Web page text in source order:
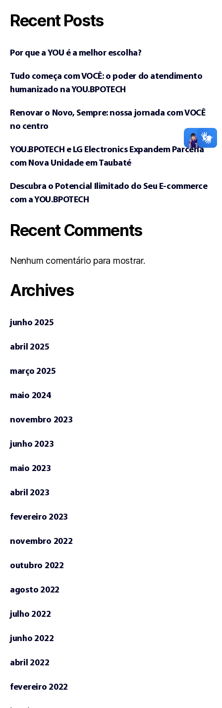
Recent Posts
Por que a YOU é a melhor escolha?
Tudo começa com VOCÊ: o poder do atendimento
humanizado na YOU.BPOTECH
Renovar o Novo, Sempre: nossa jornada com VOCÊ
no centro
YOU.BPOTECH e LG Electronics Expandem Parceria
com Nova Unidade em Taubaté
Descubra o Potencial Ilimitado do Seu E-commerce
com a YOU.BPOTECH
Recent Comments
Nenhum comentário para mostrar.
Archives
junho 2025
abril 2025
março 2025
maio 2024
novembro 2023
junho 2023
maio 2023
abril 2023
fevereiro 2023
novembro 2022
outubro 2022
agosto 2022
julho 2022
junho 2022
abril 2022
fevereiro 2022